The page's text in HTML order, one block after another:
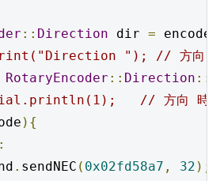
:: Direction dir = encoder
"); // 方向
RotaryEncoder :: Direction ::
// 方向 時計
){
:
. sendNEC ( 0x02fd58a7 , 32 );